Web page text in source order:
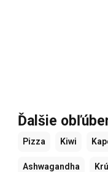
Ďalšie
Pizza Kiwi
Ashwagandha